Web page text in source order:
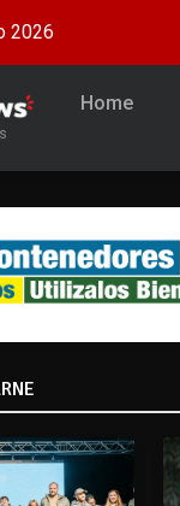
2026
Home